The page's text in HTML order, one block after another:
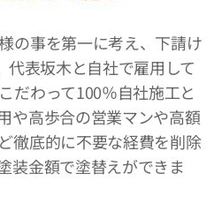
の事を第一に考え、下請け
表坂木と自社で雇用して
だわって100％自社施工と
や高歩合の営業マンや高額
徹底的に不要な経費を削除
装金額で塗替えができま